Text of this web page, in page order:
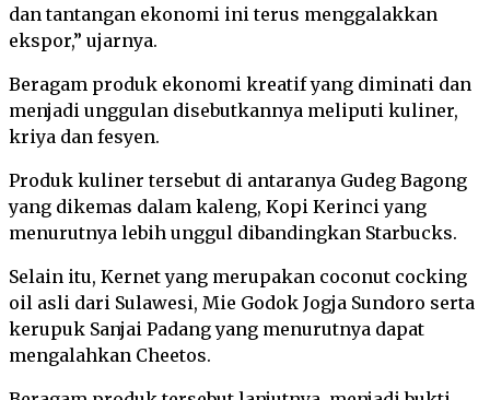
dan tantangan ekonomi ini terus menggalakkan
ekspor,” ujarnya.
Beragam produk ekonomi kreatif yang diminati dan
menjadi unggulan disebutkannya meliputi kuliner,
kriya dan fesyen.
Produk kuliner tersebut di antaranya Gudeg Bagong
yang dikemas dalam kaleng, Kopi Kerinci yang
menurutnya lebih unggul dibandingkan Starbucks.
Selain itu, Kernet yang merupakan coconut cocking
oil asli dari Sulawesi, Mie Godok Jogja Sundoro serta
kerupuk Sanjai Padang yang menurutnya dapat
mengalahkan Cheetos.